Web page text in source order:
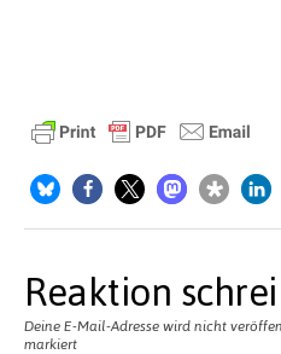
Reaktion
Deine E-Mail-Adresse wird nicht
markiert